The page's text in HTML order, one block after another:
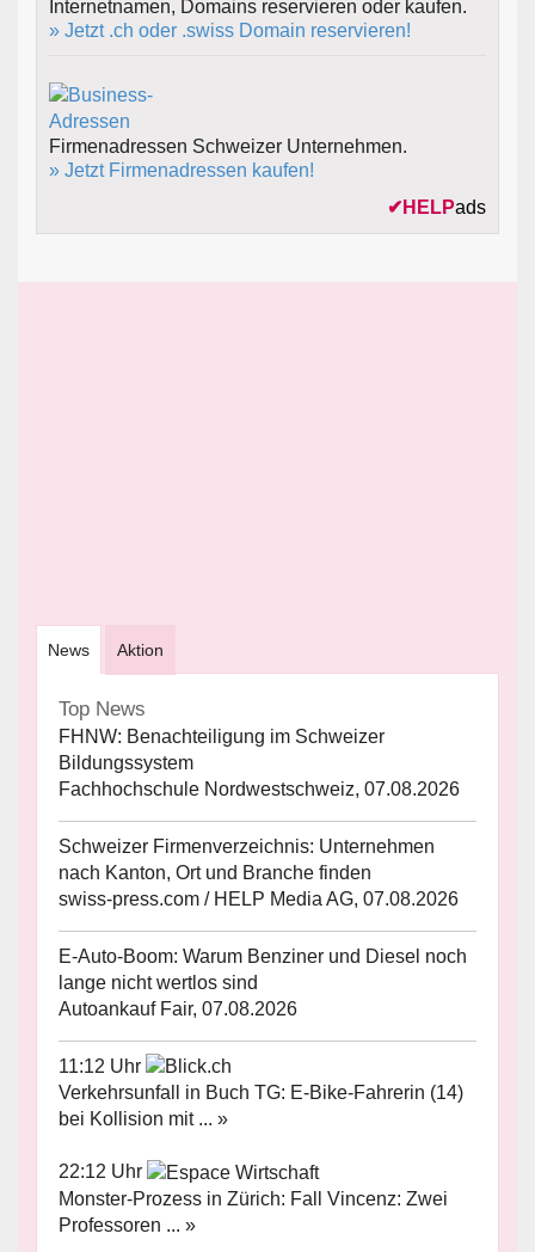
Internetnamen, Domains reservieren oder kaufen.
» Jetzt .ch oder .swiss Domain reservieren!
Firmenadressen Schweizer Unternehmen.
» Jetzt Firmenadressen kaufen!
✔ HELPads
News Aktion
Top News
FHNW: Benachteiligung im Schweizer
Bildungssystem
Fachhochschule Nordwestschweiz, 07.08.2026
Schweizer Firmenverzeichnis: Unternehmen
nach Kanton, Ort und Branche finden
swiss-press.com / HELP Media AG, 07.08.2026
E-Auto-Boom: Warum Benziner und Diesel noch
lange nicht wertlos sind
Autoankauf Fair, 07.08.2026
11:12 Uhr
Verkehrsunfall in Buch TG: E-Bike-Fahrerin (14)
bei Kollision mit ... »
22:12 Uhr
Monster-Prozess in Zürich: Fall Vincenz: Zwei
Professoren ... »